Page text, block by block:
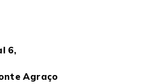
6,
Agraço